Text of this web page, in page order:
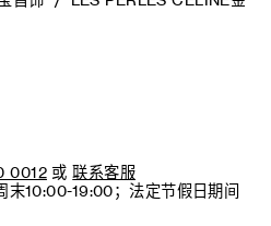
0012 或 联系客服
10:00-19:00；法定节假日期间